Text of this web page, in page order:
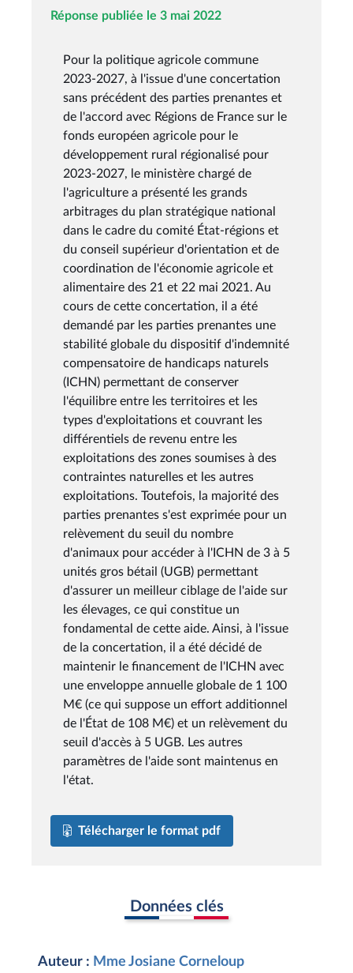
Réponse publiée le 3 mai 2022
Pour la politique agricole commune
2023-2027, à l'issue d'une concertation
sans précédent des parties prenantes et
de l'accord avec Régions de France sur le
fonds européen agricole pour le
développement rural régionalisé pour
2023-2027, le ministère chargé de
l'agriculture a présenté les grands
arbitrages du plan stratégique national
dans le cadre du comité État-régions et
du conseil supérieur d'orientation et de
coordination de l'économie agricole et
alimentaire des 21 et 22 mai 2021. Au
cours de cette concertation, il a été
demandé par les parties prenantes une
stabilité globale du dispositif d'indemnité
compensatoire de handicaps naturels
(ICHN) permettant de conserver
l'équilibre entre les territoires et les
types d'exploitations et couvrant les
différentiels de revenu entre les
exploitations des zones soumises à des
contraintes naturelles et les autres
exploitations. Toutefois, la majorité des
parties prenantes s'est exprimée pour un
relèvement du seuil du nombre
d'animaux pour accéder à l'ICHN de 3 à 5
unités gros bétail (UGB) permettant
d'assurer un meilleur ciblage de l'aide sur
les élevages, ce qui constitue un
fondamental de cette aide. Ainsi, à l'issue
de la concertation, il a été décidé de
maintenir le financement de l'ICHN avec
une enveloppe annuelle globale de 1 100
M€ (ce qui suppose un effort additionnel
de l'État de 108 M€) et un relèvement du
seuil d'accès à 5 UGB. Les autres
paramètres de l'aide sont maintenus en
l'état.
Télécharger le format pdf
Données clés
Auteur : Mme Josiane Corneloup